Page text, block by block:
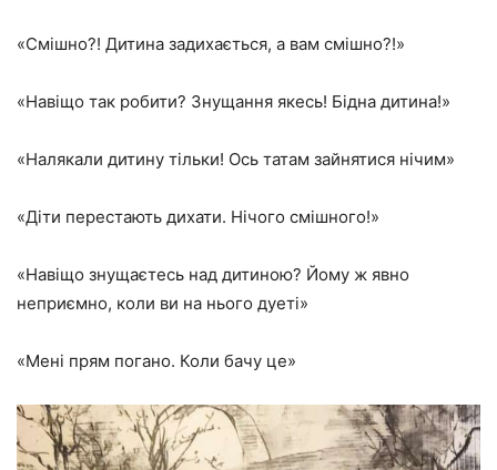
«Смішно?! Дитина задихається, а вам смішно?!»
«Навіщо так робити? Знущання якесь! Бідна дитина!»
«Налякали дитину тільки! Ось татам зайнятися нічим»
«Діти перестають дихати. Нічого смішного!»
«Навіщо знущаєтесь над дитиною? Йому ж явно
неприємно, коли ви на нього дуеті»
«Мені прям погано. Коли бачу це»